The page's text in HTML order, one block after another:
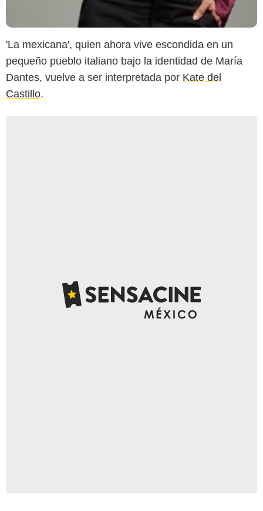
'La mexicana', quien ahora vive escondida en un
pequeño pueblo italiano bajo la identidad de María
Dantes, vuelve a ser interpretada por Kate del
Castillo.